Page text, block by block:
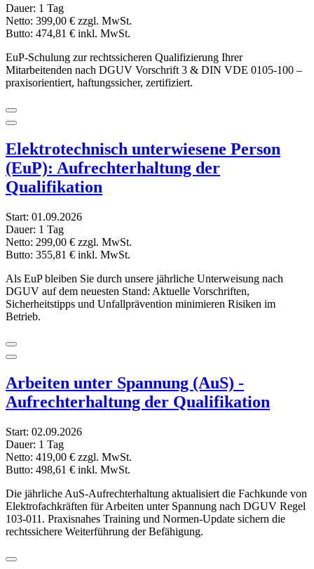
Dauer: 1 Tag
Netto: 399,00 € zzgl. MwSt.
Butto: 474,81 € inkl. MwSt.
EuP-Schulung zur rechtssicheren Qualifizierung Ihrer
Mitarbeitenden nach DGUV Vorschrift 3 & DIN VDE 0105-100 –
praxisorientiert, haftungssicher, zertifiziert.
Elektrotechnisch unterwiesene Person
(EuP): Aufrechterhaltung der
Qualifikation
Start: 01.09.2026
Dauer: 1 Tag
Netto: 299,00 € zzgl. MwSt.
Butto: 355,81 € inkl. MwSt.
Als EuP bleiben Sie durch unsere jährliche Unterweisung nach
DGUV auf dem neuesten Stand: Aktuelle Vorschriften,
Sicherheitstipps und Unfallprävention minimieren Risiken im
Betrieb.
Arbeiten unter Spannung (AuS) -
Aufrechterhaltung der Qualifikation
Start: 02.09.2026
Dauer: 1 Tag
Netto: 419,00 € zzgl. MwSt.
Butto: 498,61 € inkl. MwSt.
Die jährliche AuS-Aufrechterhaltung aktualisiert die Fachkunde von
Elektrofachkräften für Arbeiten unter Spannung nach DGUV Regel
103-011. Praxisnahes Training und Normen-Update sichern die
rechtssichere Weiterführung der Befähigung.